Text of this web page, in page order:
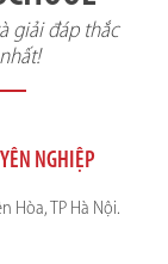
giải đáp thắc
NGHIỆP
Hòa, TP Hà Nội.